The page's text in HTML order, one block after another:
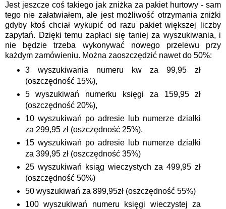
Jest jeszcze coś takiego jak zniżka za pakiet hurtowy - sam
tego nie załatwiałem, ale jest możliwość otrzymania zniżki
gdyby ktoś chciał wykupić od razu pakiet większej liczby
zapytań. Dzięki temu zapłaci się taniej za wyszukiwania, i
nie będzie trzeba wykonywać nowego przelewu przy
każdym zamówieniu. Można zaoszczędzić nawet do 50%:
3 wyszukiwania numeru kw za 99,95 zł
(oszczędność 15%),
5 wyszukiwań numerku księgi za 159,95 zł
(oszczędność 20%),
10 wyszukiwań po adresie lub numerze działki
za 299,95 zł (oszczędność 25%),
15 wyszukiwań po adresie lub numerze działki
za 399,95 zł (oszczędność 35%)
25 wyszukiwań ksiąg wieczystych za 499,95 zł
(oszczędność 50%)
50 wyszukiwań za 899,95zł (oszczędność 55%)
100 wyszukiwań numeru księgi wieczystej za